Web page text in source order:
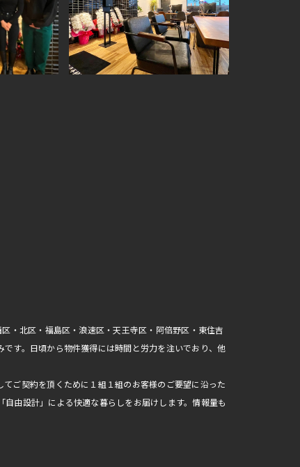
・北区・福島区・浪速区・天王寺区・阿倍野区・東住吉
す。日頃から物件獲得には時間と労力を注いでおり、他
ご契約を頂くために１組１組のお客様のご要望に沿った
由設計」による快適な暮らしをお届けします。情報量も